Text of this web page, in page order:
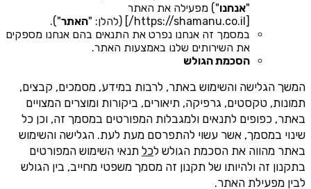
"אנחנו") מפעילה את האתר
האתר").
במסמך זה אנחנו נפרט את התנאים בהם אנחנו מספקים
את השירותים שלנו באמצעות האתר.
הסכמת הגולש
המשך הגלישה והשימוש באתר, לרבות במידע, מסמכים, קבצים,
תמונות, טקסטים, גרפיקה, תיאורים, ביקורות ומוצרים המצויים
באתר, כפופים לתנאים ולמגבלות המפורטים במסמך זה, וכן כל
שינוי במסמך, אשר עשוי להתפרסם מעת לעת. הגלישה והשימוש
באתר מהווה את הסכמת הגולש לכל תנאי השימוש המפורטים
בתקנון זה ולהיותו של תקנון זה מסמך משפטי מחייב, בין הגולש
לבין מפעילת האתר.